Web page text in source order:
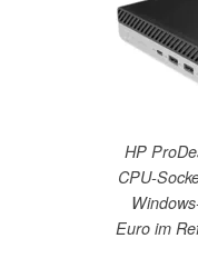
HP
CPU-
Euro im